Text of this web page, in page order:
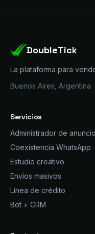
DoubleTick
La plataforma para
Buenos Aires, Argentina
Servicios
Administrador de
Coexistencia WhatsApp
Estudio creativo
Envíos masivos
Línea de crédito
Bot + CRM